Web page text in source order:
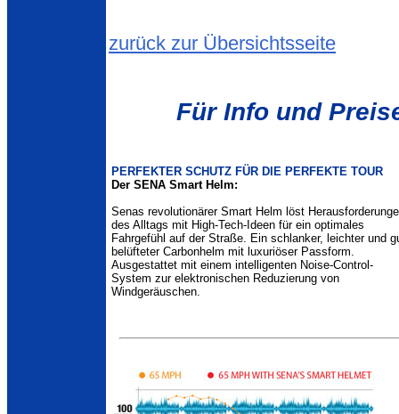
zurück zur Übersichtsseite
Für Info und
PERFEKTER SCHUTZ FÜR DIE PERFEKTE TOUR
Der SENA Smart Helm:
Senas revolutionärer Smart Helm löst
des Alltags mit High-Tech-Ideen für ein optimales
Fahrgefühl auf der Straße. Ein schlanker, leichter und
belüfteter Carbonhelm mit luxuriöser Passform.
Ausgestattet mit einem intelligenten Noise-Control-
System zur elektronischen Reduzierung von
Windgeräuschen.